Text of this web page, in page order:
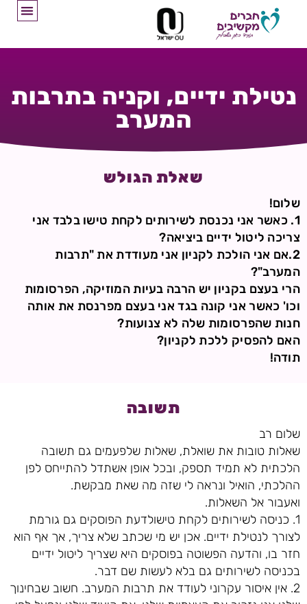
נטילת ידיים, וקניה בתרבות
המערב
שאלת הגולש
שלום!
1. כאשר אני נכנסת לשירותים לקחת טישו בלבד אני
צריכה ליטול ידיים ביציאה?
2.אם אני הולכת לקניון אני מעודדת את "תרבות
המערב"?
הרי בעצם בקניון יש הרבה בעיות המוזיקה, הפרסומות
וכו' כאשר אני קונה בגד אני בעצם מפרנסת את אותה
חנות שהפרסומות שלה לא צנועות?
האם להפסיק ללכת לקניון?
תודה!
תשובה
שלום רב
שאלות טובות את שואלת, שאלות שלפעמים גם תשובה
הלכתית לא תמיד תספק, ובכל אופן אשתדל להתייחס לפן
ההלכתי, הואיל ונראה לי שזה מה שאת מבקשת.
ואעבור אל השאלות.
1. כניסה לשירותים לקחת טישולדעת הפוסקים גם גורמת
לצורך לנטילת ידיים. אכן יש מי שכתב שלא צריך, אך אף הוא
חזר בו, והדעה הפשוטה בפוסקים היא שצריך ליטול ידיים
בכניסה לשירותים גם בלא לעשות שם דבר.
2. אין איסור עקרוני לעודד את תרבות המערב. חשוב שבחינוך